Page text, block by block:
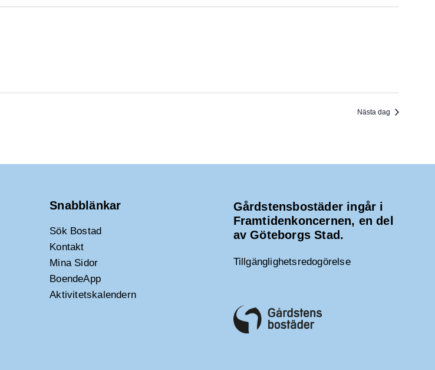
Nästa dag
Snabblänkar
Sök Bostad
Kontakt
Mina Sidor
BoendeApp
Aktivitetskalendern
Gårdstensbostäder ingår i
Framtidenkoncernen, en del
av Göteborgs Stad.
Tillgänglighetsredogörelse